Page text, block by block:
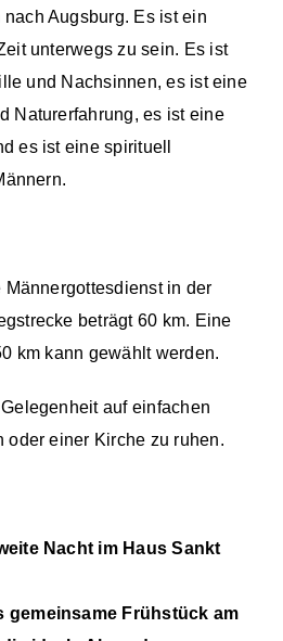
Augsburg. Es ist ein
unterwegs zu sein. Es ist
und Nachsinnen, es ist eine
Naturerfahrung, es ist eine
es ist eine spirituell
in der
beträgt 60 km. Eine
km kann gewählt werden.
auf einfachen
oder einer Kirche zu ruhen.
Nacht im Haus Sankt
gemeinsame Frühstück am